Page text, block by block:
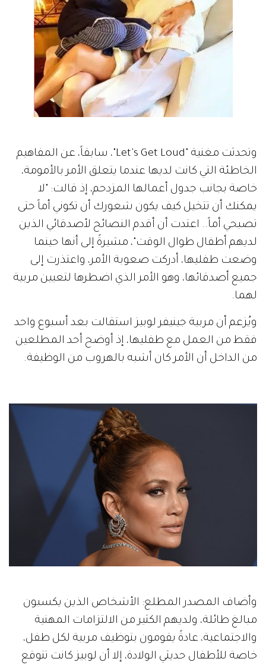
وتحدثت مغنية "Let's Get Loud"، سابقاً، عن المفاهيم
الخاطئة التي كانت لديها عندما يتعلق الأمر بالأمومة،
خاصة بجانب جدول أعمالها المزدحم، إذ قالت: "لا
يمكنك أن تتخيل كيف يكون شعورك أن تكوني أماً حتى
تصبحي أماً.. اعتدت أن أقدم النصائح لأصدقائي الذين
لديهم أطفال طوال الوقت"، مشيرةً إلى أنها حينما
وضعت طفليها، أدركت صعوبة الأمر، واعتذرت إلى
جميع أصدقائها، وهو الأمر الذي اضطرها لتعيين مربية
لهما.
ويُزعم أن مربية جينيفر لوبيز استقالت بعد أسبوع واحد
فقط من العمل مع طفليها، إذ أوضح أحد المطلعين
من الداخل أن الأمر كان أشبه بالهروب من الوظيفة.
وأضاف المصدر المطلع: الأشخاص الذين يكسبون
مبالغ طائلة، ولديهم الكثير من الالتزامات المهنية
والاجتماعية، عادةً يقومون بتوظيف مربية لكل طفل،
خاصة للأطفال حديثي الولادة، إلا أن لوبيز كانت تتوقع